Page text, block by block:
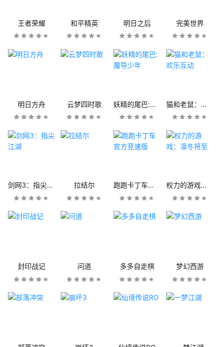
王者荣耀 和平精英 明日之后 完美世界
明日方舟 云梦四时歌 妖精的尾巴:魔导少年 猫和老鼠：欢乐互动
剑网3：指尖江湖 拉结尔 跑跑卡丁车官方竞速版 权力的游戏：凛冬将至
封印战记 问道 多多自走棋 梦幻西游